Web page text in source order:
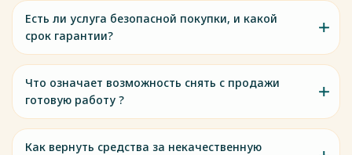
Есть ли услуга безопасной покупки, и какой
срок гарантии?
Что означает возможность снять с продажи
готовую работу ?
Как вернуть средства за некачественную